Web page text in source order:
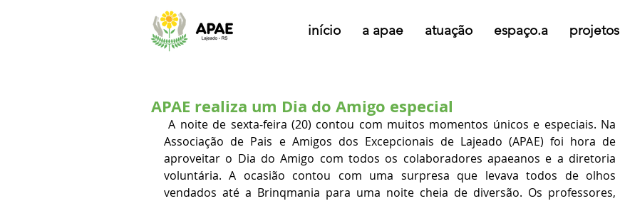
início a apae atuação espaço.a projetos
APAE realiza um Dia do Amigo especial
A noite de sexta-feira (20) contou com muitos momentos únicos e especiais. Na
Associação de Pais e Amigos dos Excepcionais de Lajeado (APAE) foi hora de
aproveitar o Dia do Amigo com todos os colaboradores apaeanos e a diretoria
voluntária. A ocasião contou com uma surpresa que levava todos de olhos
vendados até a Brinqmania para uma noite cheia de diversão. Os professores,